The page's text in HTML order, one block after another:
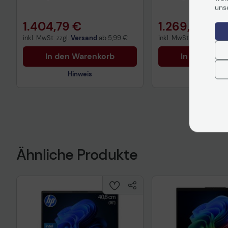
1.404,79 €
inkl. MwSt. zzgl. Versand ab 5,99 €
In den Warenkorb
Hinweis
1.269,98 €
inkl. MwSt. zzgl. Versand
In den
Ähnliche Produkte